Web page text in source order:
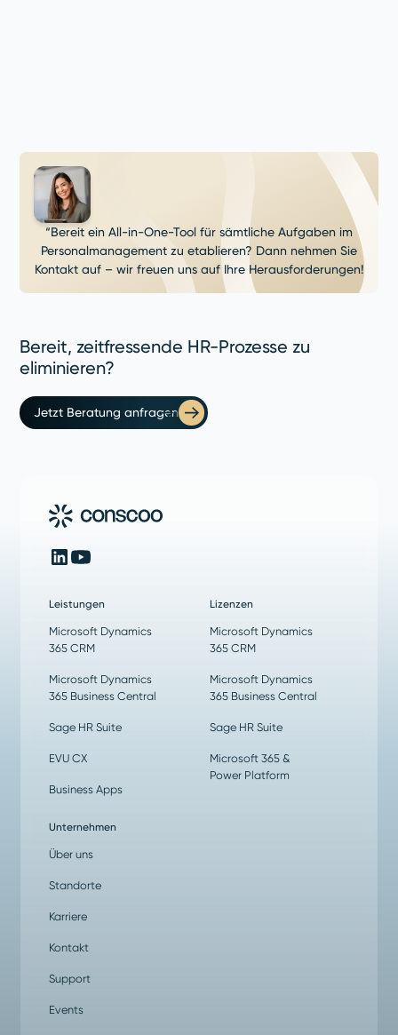
Bereit, zeitfressende HR-Prozesse zu
eliminieren?
Jetzt Beratung anfragen
“Bereit ein All-in-One-Tool für sämtliche Aufgaben im
Personalmanagement zu etablieren? Dann nehmen Sie
Kontakt auf – wir freuen uns auf Ihre Herausforderungen!
Leistungen
Microsoft Dynamics
365 CRM
Microsoft Dynamics
365 Business Central
Sage HR Suite
EVU CX
Business Apps
Lizenzen
Microsoft Dynamics
365 CRM
Microsoft Dynamics
365 Business Central
Sage HR Suite
Microsoft 365 &
Power Platform
Unternehmen
Über uns
Standorte
Karriere
Kontakt
Support
Events